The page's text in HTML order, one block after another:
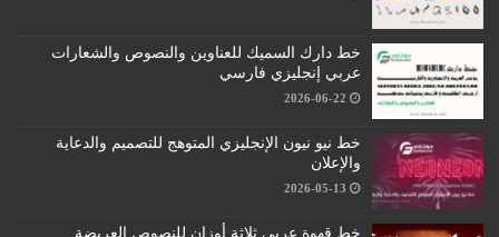
خط دارك السميك للعناوين والنصوص والشعارات
عربي إنجليزي فارسي
2026-06-22
خط نيو نيون الإنجليزي المتوهج للتصميم والدعاية
والإعلان
2026-05-13
خط قهوة عربي ثلاثة أوزان للنصوص العريضة